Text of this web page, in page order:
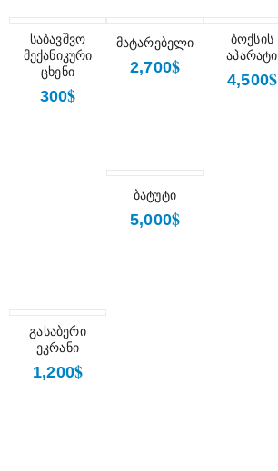
საბავშვო
მექანიკური
ცხენი
300$
მატარებელი
2,700$
ბოქსის
აპარატი
4,500$
ᲒᲐᲧᲘᲓᲕᲐᲨᲘᲐ
ᲐᲓᲒᲘᲚᲖᲔ
ბატუტი
5,000$
გასაბერი
ეკრანი
1,200$